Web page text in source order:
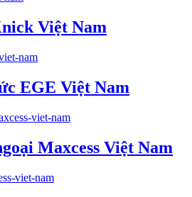
Việt Nam
EGE Việt Nam
Maxcess Việt Nam